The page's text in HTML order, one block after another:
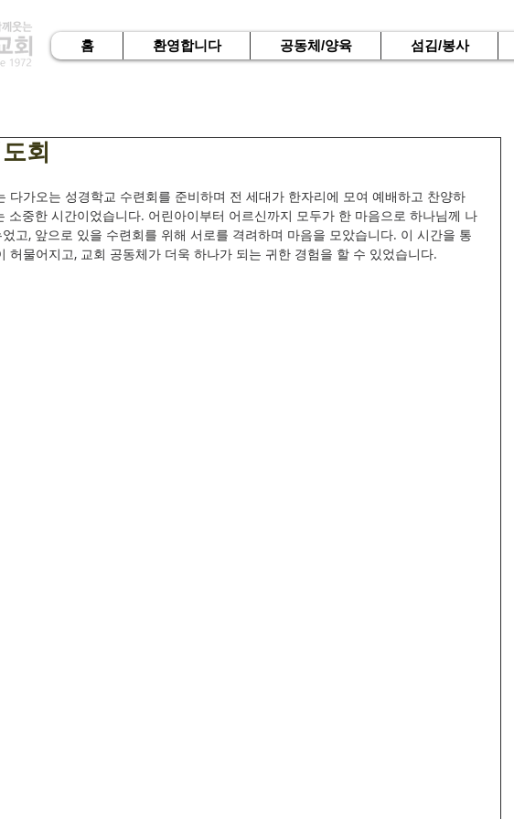
홈 환영합니다 공동체/양육 섬김/봉사
회
다가오는 성경학교 수련회를 준비하며 전 세대가 한자리에 모여 예배하고 찬양하
소중한 시간이었습니다. 어린아이부터 어르신까지 모두가 한 마음으로 하나님께 나
고, 앞으로 있을 수련회를 위해 서로를 격려하며 마음을 모았습니다. 이 시간을 통
허물어지고, 교회 공동체가 더욱 하나가 되는 귀한 경험을 할 수 있었습니다.